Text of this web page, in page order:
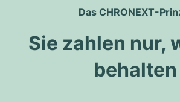
Das CHRONEXT-
Sie zahlen nur,
behalten